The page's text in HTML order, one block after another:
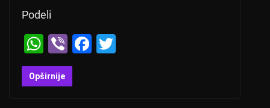
Podeli
W
h
at
Vi
b
er
F
Opširnije